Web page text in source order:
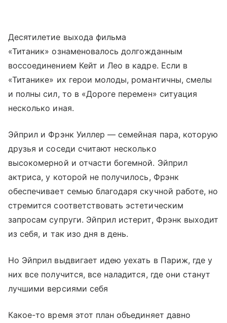
Десятилетие выхода фильма
«Титаник» ознаменовалось долгожданным
воссоединением Кейт и Лео в кадре. Если в
«Титанике» их герои молоды, романтичны, смелы
и полны сил, то в «Дороге перемен» ситуация
несколько иная.
Эйприл и Фрэнк Уиллер — семейная пара, которую
друзья и соседи считают несколько
высокомерной и отчасти богемной. Эйприл
актриса, у которой не получилось, Фрэнк
обеспечивает семью благодаря скучной работе, но
стремится соответствовать эстетическим
запросам супруги. Эйприл истерит, Фрэнк выходит
из себя, и так изо дня в день.
Но Эйприл выдвигает идею уехать в Париж, где у
них все получится, все наладится, где они станут
лучшими версиями себя
Какое-то время этот план объединяет давно